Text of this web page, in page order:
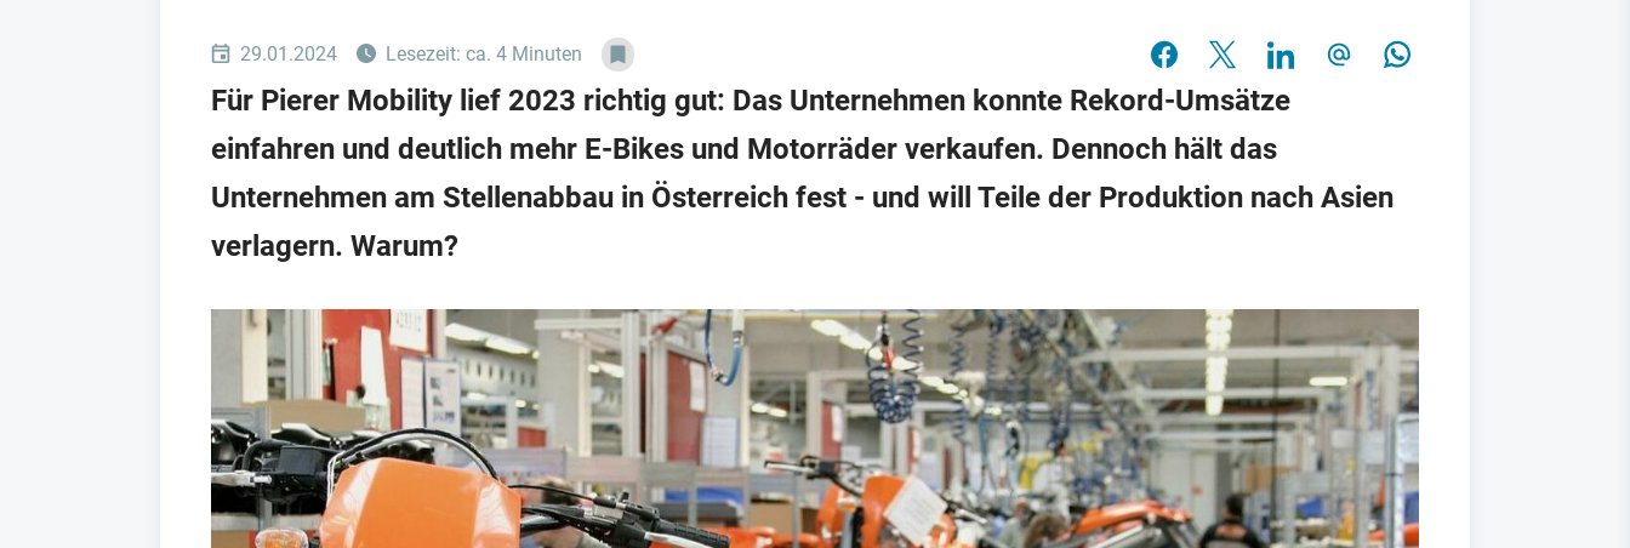
29.01.2024 Lesezeit: ca. 4 Minuten
Für Pierer Mobility lief 2023 richtig gut: Das Unternehmen konnte Rekord-Umsätze
einfahren und deutlich mehr E-Bikes und Motorräder verkaufen. Dennoch hält das
Unternehmen am Stellenabbau in Österreich fest - und will Teile der Produktion nach Asien
verlagern. Warum?